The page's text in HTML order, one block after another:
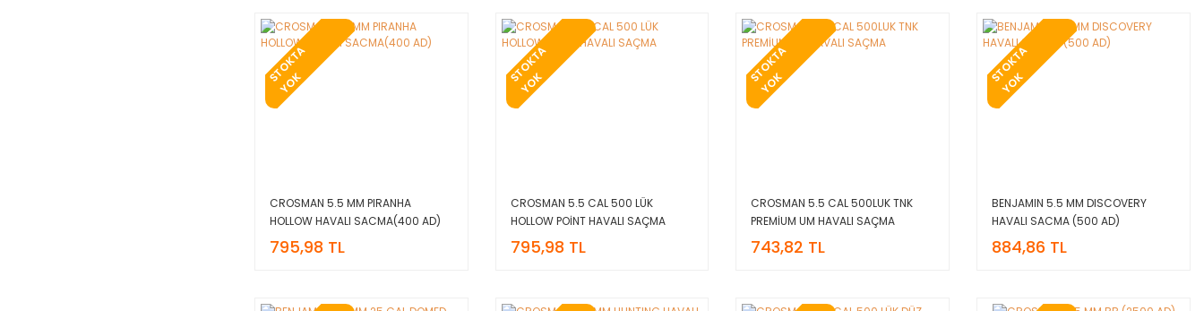
S
T
O
K
T
A
Y
O
K
CROSMAN 5.5 MM PIRANHA
HOLLOW HAVALI SACMA(400 AD)
795,98 TL
S
T
O
K
T
A
Y
O
K
CROSMAN 5.5 CAL 500 LÜK
HOLLOW POİNT HAVALI SAÇMA
795,98 TL
S
T
O
K
T
A
Y
O
K
CROSMAN 5.5 CAL 500LUK TNK
PREMİUM UM HAVALI SAÇMA
743,82 TL
S
T
O
K
T
A
Y
O
K
BENJAMIN 5.5 MM DISCOVERY
HAVALI SACMA (500 AD)
884,86 TL